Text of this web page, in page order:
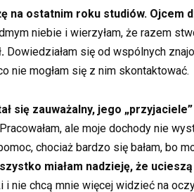
na ostatnim roku studiów. Ojcem
niebie i wierzyłam, że razem
Dowiedziałam się od wspólnych
nie mogłam się z nim skontaktować.
się zauważalny, jego
Pracowałam, ale moje dochody nie
chociaż bardzo się bałam, bo
miałam nadzieję, że
i nie chcą mnie więcej widzieć na